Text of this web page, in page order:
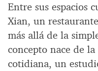
Entre sus espacios
Xian, un
más allá de la
concepto nace de
cotidiana, un